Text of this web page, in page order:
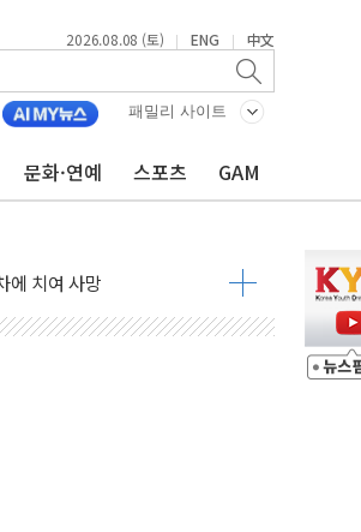
2026.08.08 (토) | ENG | 中文
패밀리 사이트
문화·연예 스포츠 GAM
족 현실화
해안 강한 비 이어져
숨져
페널티' 22개 과제 손본다
시민 연대로 목소리 내야"
숨진 채 발견